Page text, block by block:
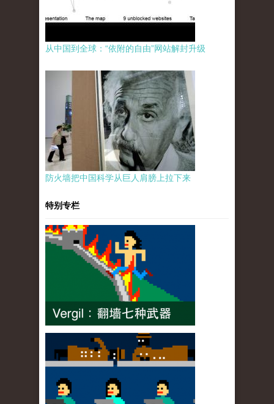
从中国到全球：“依附的自由”网站解封升级
防火墙把中国科学从巨人肩膀上拉下来
特别专栏